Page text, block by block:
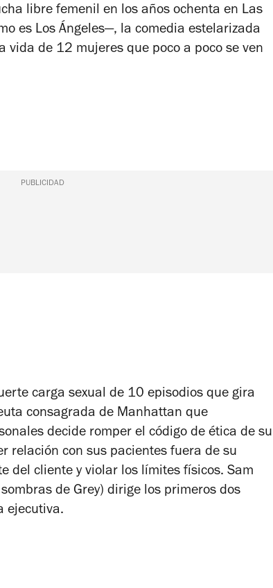
libre femenil en los años ochenta en Las
es Los Ángeles—, la comedia estelarizada
vida de 12 mujeres que poco a poco se ven
PUBLICIDAD
carga sexual de 10 episodios que gira
consagrada de Manhattan que
decide romper el código de ética de su
relación con sus pacientes fuera de su
del cliente y violar los límites físicos. Sam
de Grey) dirige los primeros dos
ejecutiva.